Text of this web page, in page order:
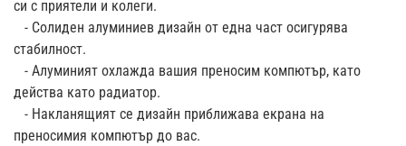
си с приятели и колеги.
- Солиден алуминиев дизайн от една част осигурява
стабилност.
- Алуминият охлажда вашия преносим компютър, като
действа като радиатор.
- Накланящият се дизайн приближава екрана на
преносимия компютър до вас.